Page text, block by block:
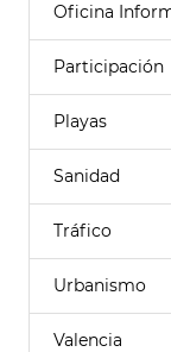
Oficina
Participación
Playas
Sanidad
Tráfico
Urbanismo
Valencia